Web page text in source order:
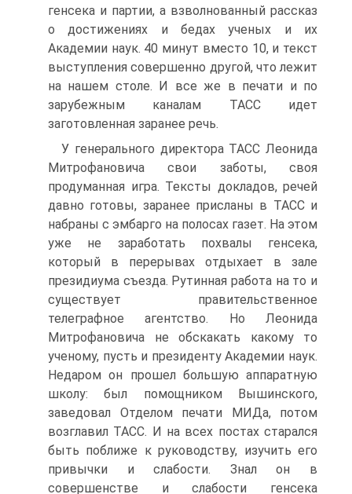
генсека и партии, а взволнованный рассказ
о достижениях и бедах ученых и их
Академии наук. 40 минут вместо 10, и текст
выступления совершенно другой, что лежит
на нашем столе. И все же в печати и по
зарубежным каналам ТАСС идет
заготовленная заранее речь.
У генерального директора ТАСС Леонида
Митрофановича свои заботы, своя
продуманная игра. Тексты докладов, речей
давно готовы, заранее присланы в ТАСС и
набраны с эмбарго на полосах газет. На этом
уже не заработать похвалы генсека,
который в перерывах отдыхает в зале
президиума съезда. Рутинная работа на то и
существует правительственное
телеграфное агентство. Но Леонида
Митрофановича не обскакать какому то
ученому, пусть и президенту Академии наук.
Недаром он прошел большую аппаратную
школу: был помощником Вышинского,
заведовал Отделом печати МИДа, потом
возглавил ТАСС. И на всех постах старался
быть поближе к руководству, изучить его
привычки и слабости. Знал он в
совершенстве и слабости генсека